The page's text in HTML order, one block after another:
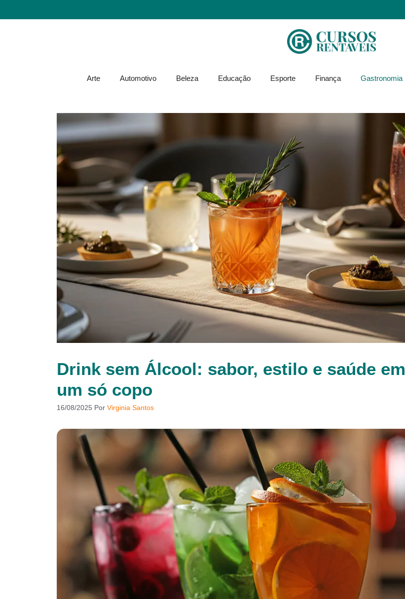
Arte Automotivo Beleza Educação Esporte Finança Gastronomia
Drink sem Álcool: sabor, estilo e saúde em
um só copo
16/08/2025 Por Virginia Santos